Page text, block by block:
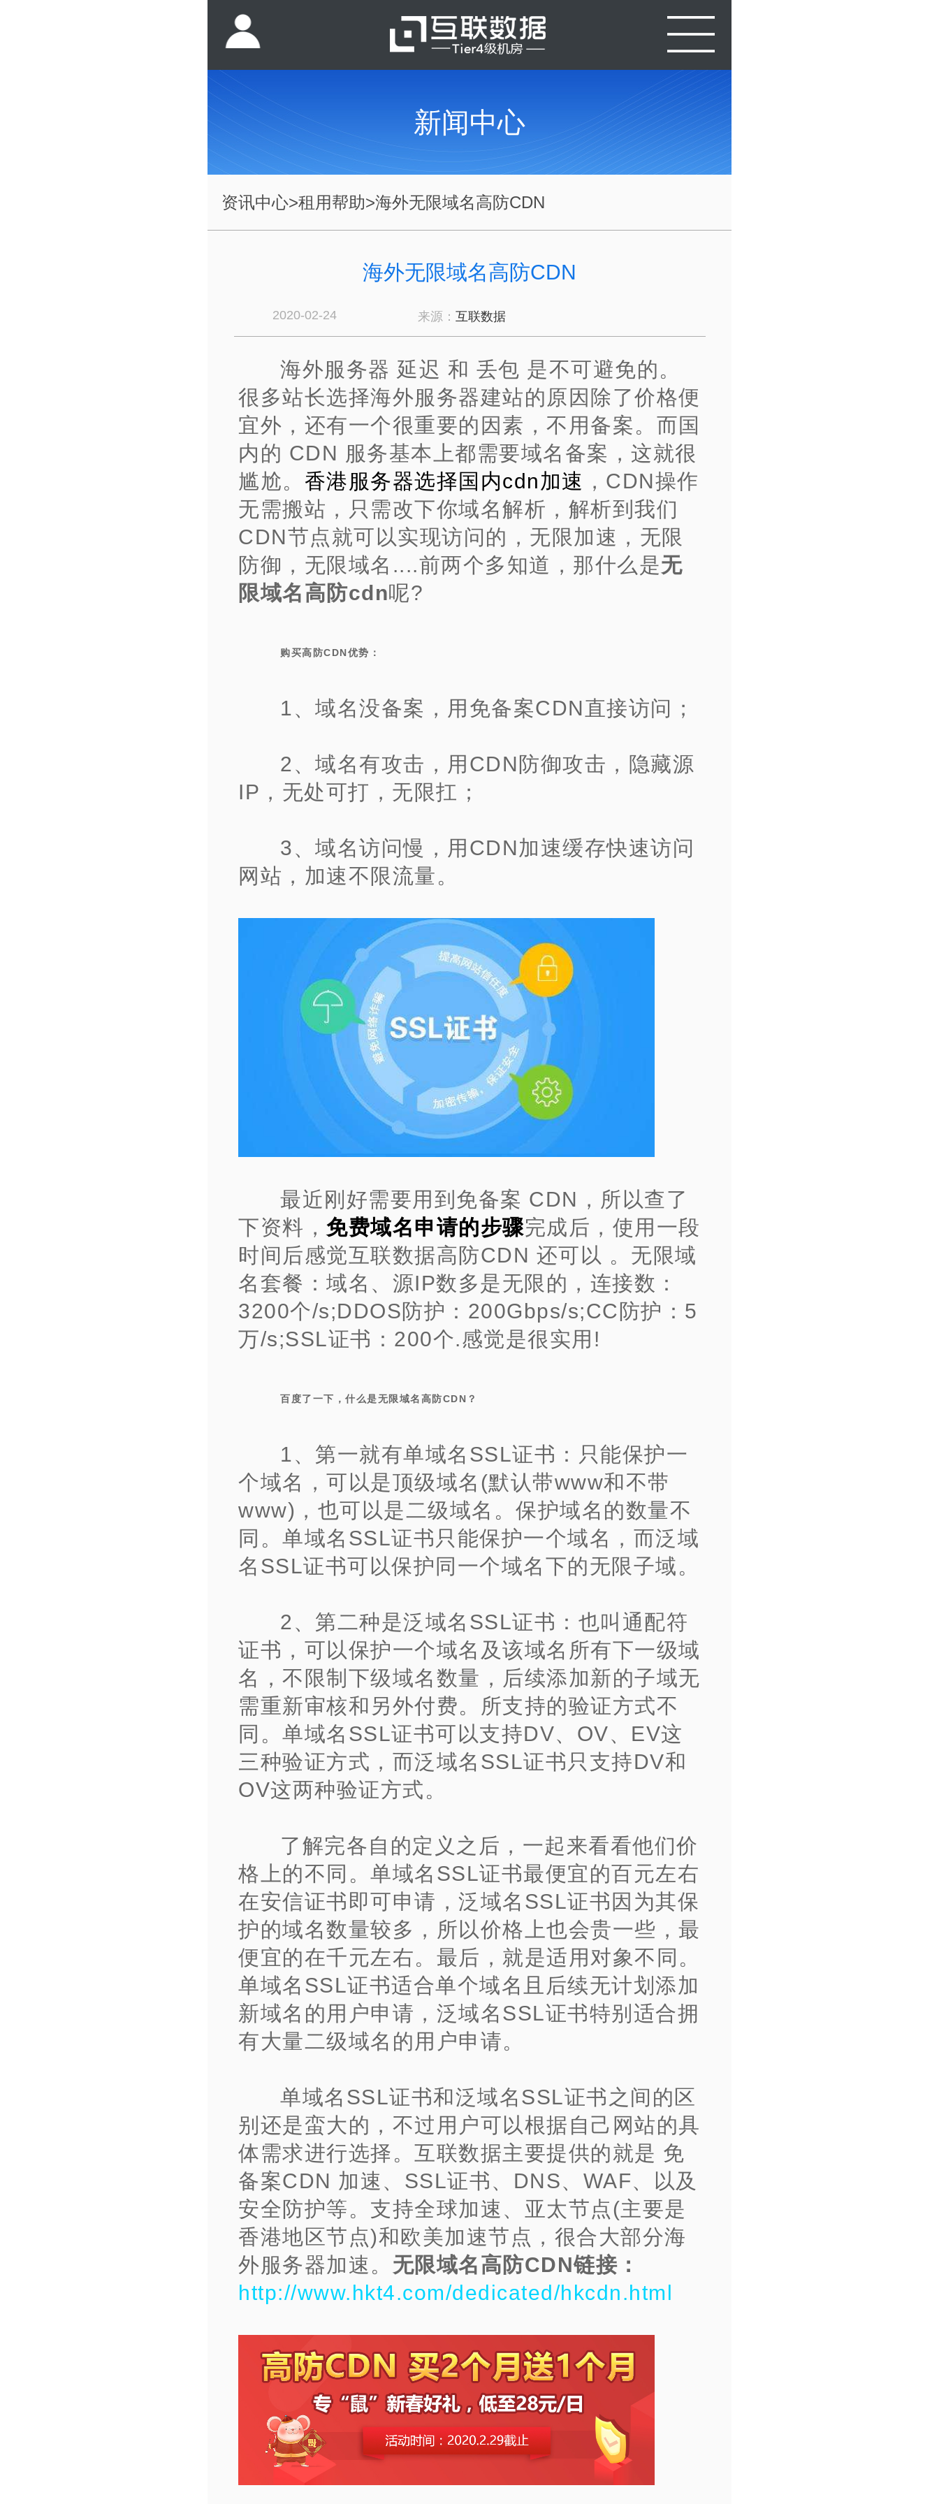
新闻中心
资讯中心>租用帮助>海外无限域名高防CDN
海外无限域名高防CDN
2020-02-24 来源： 互联数据
海外服务器 延迟 和 丢包 是不可避免的。
很多站长选择海外服务器建站的原因除了价格便
宜外，还有一个很重要的因素，不用备案。而国
内的 CDN 服务基本上都需要域名备案，这就很
尴尬。 香港服务器选择国内cdn加速 ，CDN操作
无需搬站，只需改下你域名解析，解析到我们
CDN节点就可以实现访问的，无限加速，无限
防御，无限域名....前两个多知道，那什么是无
限域名高防cdn呢?
购买高防CDN优势：
1、域名没备案，用免备案CDN直接访问；
2、域名有攻击，用CDN防御攻击，隐藏源
IP，无处可打，无限扛；
3、域名访问慢，用CDN加速缓存快速访问
网站，加速不限流量。
最近刚好需要用到免备案 CDN，所以查了
下资料，免费域名申请的步骤完成后，使用一段
时间后感觉互联数据高防CDN 还可以 。无限域
名套餐：域名、源IP数多是无限的，连接数：
3200个/s;DDOS防护：200Gbps/s;CC防护：5
万/s;SSL证书：200个.感觉是很实用!
百度了一下，什么是无限域名高防CDN？
1、第一就有单域名SSL证书：只能保护一
个域名，可以是顶级域名(默认带www和不带
www)，也可以是二级域名。保护域名的数量不
同。单域名SSL证书只能保护一个域名，而泛域
名SSL证书可以保护同一个域名下的无限子域。
2、第二种是泛域名SSL证书：也叫通配符
证书，可以保护一个域名及该域名所有下一级域
名，不限制下级域名数量，后续添加新的子域无
需重新审核和另外付费。所支持的验证方式不
同。单域名SSL证书可以支持DV、OV、EV这
三种验证方式，而泛域名SSL证书只支持DV和
OV这两种验证方式。
了解完各自的定义之后，一起来看看他们价
格上的不同。单域名SSL证书最便宜的百元左右
在安信证书即可申请，泛域名SSL证书因为其保
护的域名数量较多，所以价格上也会贵一些，最
便宜的在千元左右。 最后，就是适用对象不同。
单域名SSL证书适合单个域名且后续无计划添加
新域名的用户申请，泛域名SSL证书特别适合拥
有大量二级域名的用户申请。
单域名SSL证书和泛域名SSL证书之间的区
别还是蛮大的，不过用户可以根据自己网站的具
体需求进行选择。互联数据主要提供的就是 免
备案CDN 加速、SSL证书、DNS、WAF、以及
安全防护等。支持全球加速、亚太节点(主要是
香港地区节点)和欧美加速节点，很合大部分海
外服务器加速。 无限域名高防CDN链接：
http://www.hkt4.com/dedicated/hkcdn.html